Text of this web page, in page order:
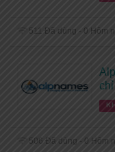
511 Đã dùng - 0 Hôm
506 Đã dùng - 0 Hôm